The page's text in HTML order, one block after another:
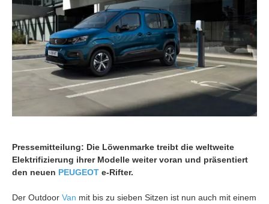
Pressemitteilung: Die Löwenmarke treibt die weltweite
Elektrifizierung ihrer Modelle weiter voran und präsentiert
den neuen PEUGEOT e-Rifter.
Der Outdoor Van mit bis zu sieben Sitzen ist nun auch mit einem